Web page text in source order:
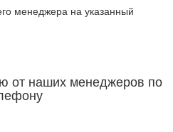
менеджера на указанный
от наших менеджеров по